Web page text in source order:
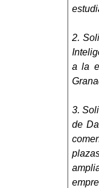
2.
a la
3.
de